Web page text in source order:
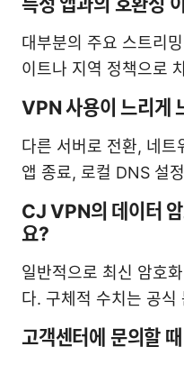
대부분의 주요 스트리
이트나 지역 정책으로
VPN 사용이 느리게
다른 서버로 전환, 네트
앱 종료, 로컬 DNS 설
CJ VPN의 데이터
요?
일반적으로 최신 암호
다. 구체적 수치는 공식
고객센터에 문의할